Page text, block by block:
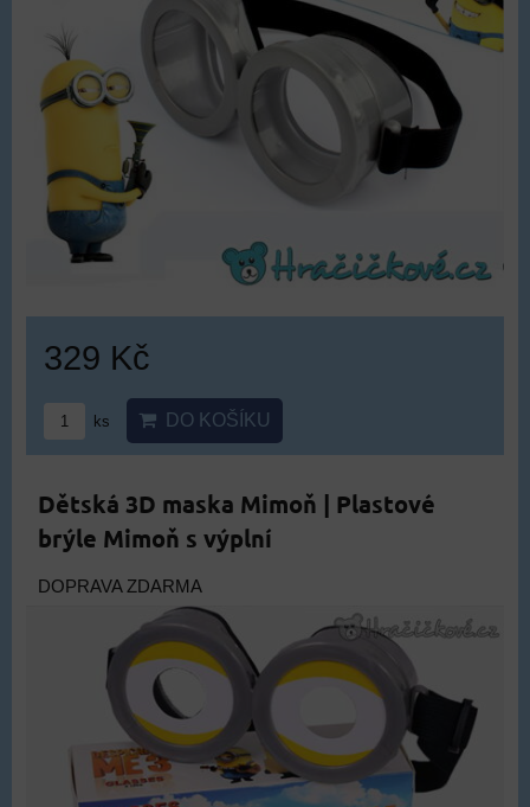
329 Kč
ks DO KOŠÍKU
Dětská 3D maska Mimoň | Plastové
brýle Mimoň s výplní
DOPRAVA ZDARMA